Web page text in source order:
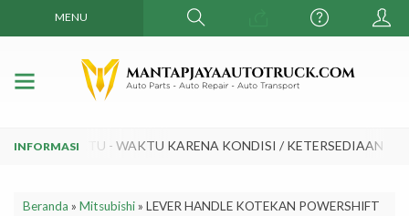
MENU
SEWAKTU - WAKTU KARENA KONDISI / KETERSEDIAAN DAN
Beranda » Mitsubishi» LEVER HANDLE KOTEKAN POWERSHIFT